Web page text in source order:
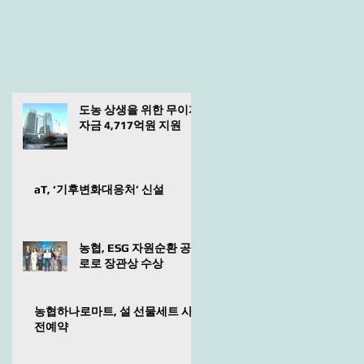
도농 상생을 위한 무이자
자금 4,717억원 지원
aT, ‘기후변화대응처’ 신설
농협, ESG 자원순환 공
로로 장관상 수상
농협하나로마트, 설 선물세트 사
전예약